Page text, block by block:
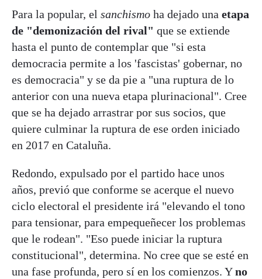
Para la popular, el sanchismo ha dejado una etapa
de "demonización del rival" que se extiende
hasta el punto de contemplar que "si esta
democracia permite a los 'fascistas' gobernar, no
es democracia" y se da pie a "una ruptura de lo
anterior con una nueva etapa plurinacional". Cree
que se ha dejado arrastrar por sus socios, que
quiere culminar la ruptura de ese orden iniciado
en 2017 en Cataluña.
Redondo, expulsado por el partido hace unos
años, previó que conforme se acerque el nuevo
ciclo electoral el presidente irá "elevando el tono
para tensionar, para empequeñecer los problemas
que le rodean". "Eso puede iniciar la ruptura
constitucional", determina. No cree que se esté en
una fase profunda, pero sí en los comienzos. Yno